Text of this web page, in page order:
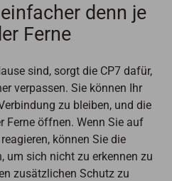
denn je
Ferne
sind, sorgt die CP7 dafür,
verpassen. Sie können Ihr
zu bleiben, und die
Ferne öffnen. Wenn Sie auf
können Sie die
um sich nicht zu erkennen zu
zusätzlichen Schutz zu